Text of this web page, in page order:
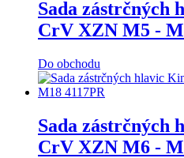
Sada zástrčných
CrV XZN M5 -
Do obchodu
Sada zástrčných
CrV XZN M6 -